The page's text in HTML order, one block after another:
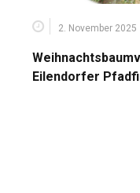
2. November 2025
Eilendorfer